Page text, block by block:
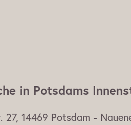
in Potsdams
27, 14469 Potsdam -